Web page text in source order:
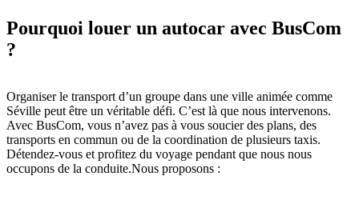
Pourquoi louer un autocar avec BusCom
?
Organiser le transport d’un groupe dans une ville animée comme
Séville peut être un véritable défi. C’est là que nous intervenons.
Avec BusCom, vous n’avez pas à vous soucier des plans, des
transports en commun ou de la coordination de plusieurs taxis.
Détendez-vous et profitez du voyage pendant que nous nous
occupons de la conduite.Nous proposons :